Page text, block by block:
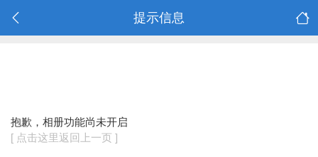
提示信息
抱歉，相册功能尚未开启
[ 点击这里返回上一页 ]